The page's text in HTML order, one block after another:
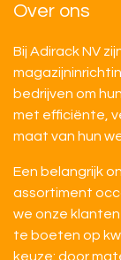
Over ons
Bij Adirack NV
bedrijven om
met efficiënte,
maat van hun
Een belangrijk
assortiment
we onze
te boeten op
keuze: door